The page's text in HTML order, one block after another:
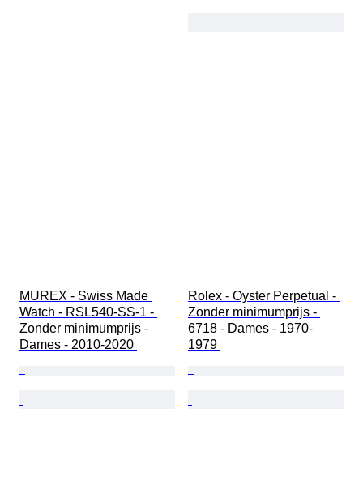
MUREX - Swiss Made
Watch - RSL540-SS-1 -
Zonder minimumprijs -
Dames - 2010-2020
Rolex - Oyster Perpetual -
Zonder minimumprijs -
6718 - Dames - 1970-
1979